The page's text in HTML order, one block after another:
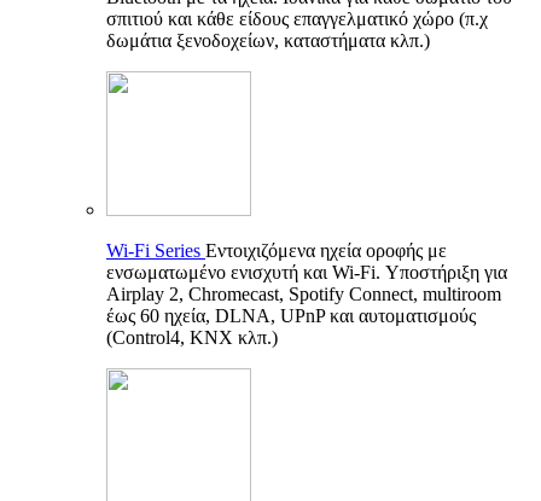
σπιτιού και κάθε είδους επαγγελματικό χώρο (π.χ
δωμάτια ξενοδοχείων, καταστήματα κλπ.)
Wi-Fi Series Εντοιχιζόμενα ηχεία οροφής με
ενσωματωμένο ενισχυτή και Wi-Fi. Υποστήριξη για
Airplay 2, Chromecast, Spotify Connect, multiroom
έως 60 ηχεία, DLNA, UPnP και αυτοματισμούς
(Control4, KNX κλπ.)